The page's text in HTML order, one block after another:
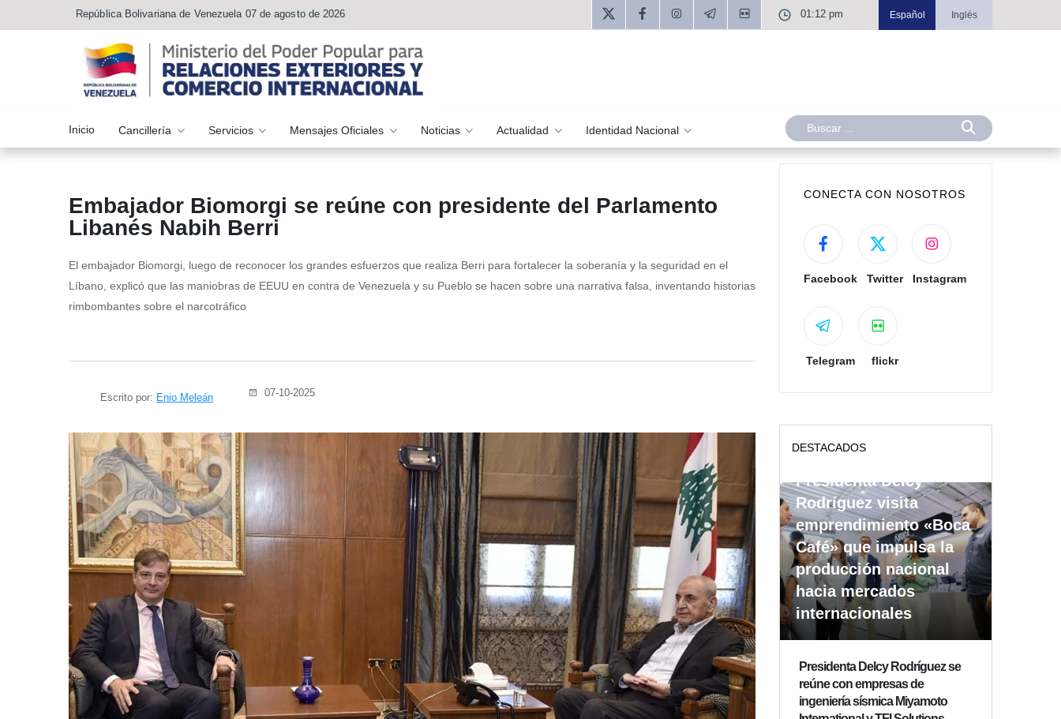
República Bolivariana de Venezuela 07 de agosto de 2026 01:12 pm Español Inglés
Inicio Cancillería Servicios Mensajes Oficiales Noticias Actualidad Identidad Nacional
Embajador Biomorgi se reúne con presidente del Parlamento
Libanés Nabih Berri
El embajador Biomorgi, luego de reconocer los grandes esfuerzos que realiza Berri para fortalecer la soberanía y la seguridad en el
Líbano, explicó que las maniobras de EEUU en contra de Venezuela y su Pueblo se hacen sobre una narrativa falsa, inventando historias
rimbombantes sobre el narcotráfico
Escrito por: Enio Meleán 07-10-2025
CONECTA CON NOSOTROS
Facebook Twitter Instagram
Telegram flickr
DESTACADOS
Presidenta Delcy
Rodríguez visita
emprendimiento «Boca
Café» que impulsa la
producción nacional
hacia mercados
internacionales
Presidenta Delcy Rodríguez se
reúne con empresas de
ingeniería sísmica Miyamoto